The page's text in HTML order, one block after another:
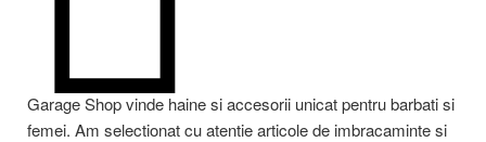
Garage Shop vinde haine si accesorii unicat pentru barbati si
femei. Am selectionat cu atentie articole de imbracaminte si